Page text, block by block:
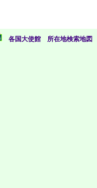
各国大使館 所在地検索地図